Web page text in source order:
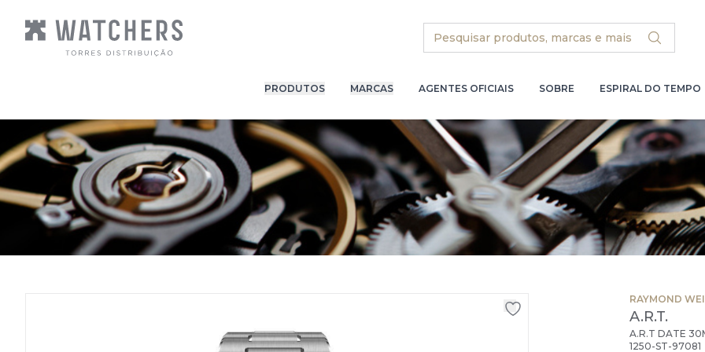
Search
PRODUTOS MARCAS AGENTES OFICIAIS SOBRE ESPIRAL DO TEMPO
RAYMOND
A.R.T.
A.R.T DATE
1250-ST-97081